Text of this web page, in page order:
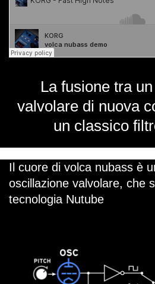
La fusione tra
valvolare di nuova
un classico
Il cuore di volca nubass è
oscillazione valvolare, che
tecnologia Nutube